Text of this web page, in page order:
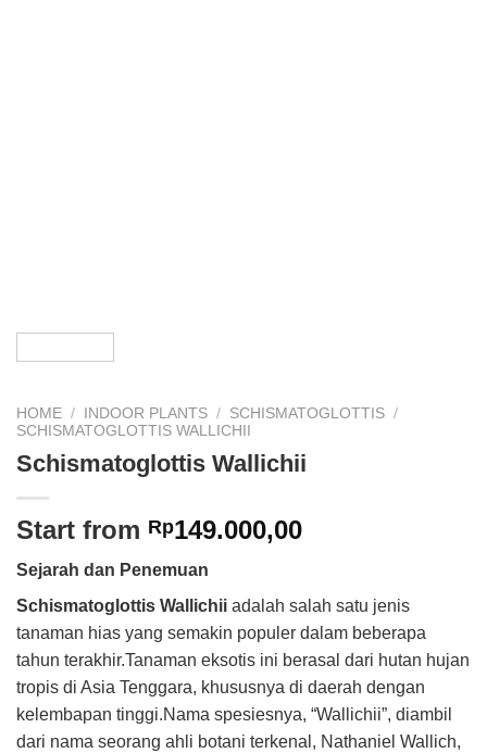
HOME / INDOOR PLANTS / SCHISMATOGLOTTIS /
SCHISMATOGLOTTIS WALLICHII
Schismatoglottis Wallichii
Start from Rp149.000,00
Sejarah dan Penemuan
Schismatoglottis Wallichii adalah salah satu jenis
tanaman hias yang semakin populer dalam beberapa
tahun terakhir.Tanaman eksotis ini berasal dari hutan hujan
tropis di Asia Tenggara, khususnya di daerah dengan
kelembapan tinggi.Nama spesiesnya, “Wallichii”, diambil
dari nama seorang ahli botani terkenal, Nathaniel Wallich,